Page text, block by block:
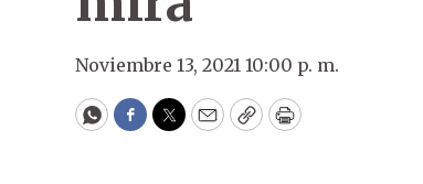
Noviembre 13, 2021 10:00 p. m.
WhatsApp
Facebook
Twitter
EmailCopyPrint